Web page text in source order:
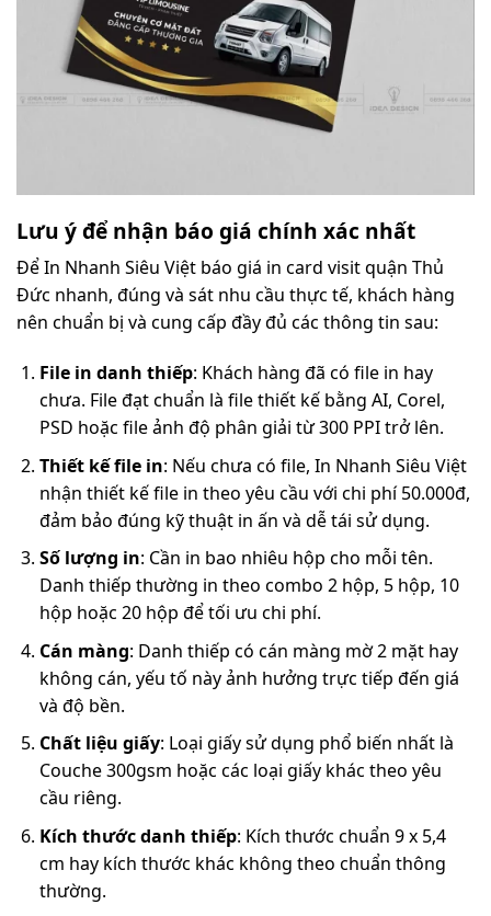
Lưu ý để nhận báo giá chính xác nhất
Để In Nhanh Siêu Việt báo giá in card visit quận Thủ
Đức nhanh, đúng và sát nhu cầu thực tế, khách hàng
nên chuẩn bị và cung cấp đầy đủ các thông tin sau:
File in danh thiếp: Khách hàng đã có file in hay
chưa. File đạt chuẩn là file thiết kế bằng AI, Corel,
PSD hoặc file ảnh độ phân giải từ 300 PPI trở lên.
Thiết kế file in: Nếu chưa có file, In Nhanh Siêu Việt
nhận thiết kế file in theo yêu cầu với chi phí 50.000đ,
đảm bảo đúng kỹ thuật in ấn và dễ tái sử dụng.
Số lượng in: Cần in bao nhiêu hộp cho mỗi tên.
Danh thiếp thường in theo combo 2 hộp, 5 hộp, 10
hộp hoặc 20 hộp để tối ưu chi phí.
Cán màng: Danh thiếp có cán màng mờ 2 mặt hay
không cán, yếu tố này ảnh hưởng trực tiếp đến giá
và độ bền.
Chất liệu giấy: Loại giấy sử dụng phổ biến nhất là
Couche 300gsm hoặc các loại giấy khác theo yêu
cầu riêng.
Kích thước danh thiếp: Kích thước chuẩn 9 x 5,4
cm hay kích thước khác không theo chuẩn thông
thường.